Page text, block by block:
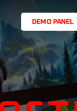
D E M O PAN EL